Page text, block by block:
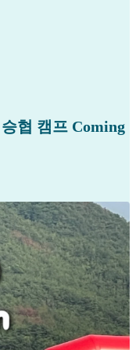
협 캠프 Coming